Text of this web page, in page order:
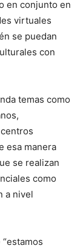
en conjunto en
virtuales
se puedan
con
temas como
esa manera
se realizan
como
a nivel